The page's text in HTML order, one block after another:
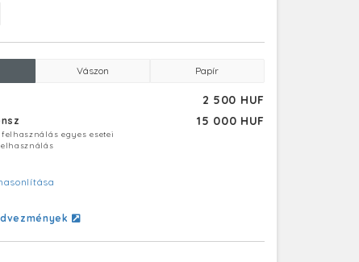
Vászon Papír
2 500 HUF
15 000 HUF
egyes esetei